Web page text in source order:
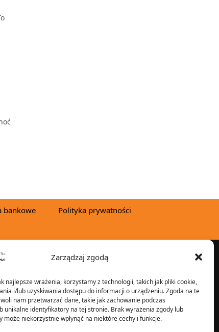
Zarządzaj zgodą
najlepsze wrażenia, korzystamy z technologii, takich jak pliki cookie,
i/lub uzyskiwania dostępu do informacji o urządzeniu. Zgoda na te
nam przetwarzać dane, takie jak zachowanie podczas
unikalne identyfikatory na tej stronie. Brak wyrażenia zgody lub
może niekorzystnie wpłynąć na niektóre cechy i funkcje.
bankowe
Polityka prywatności
2025 © Znicz Polski -